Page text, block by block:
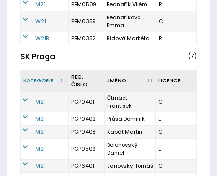
M21
PBM0509 Bednařík Vilém R
W21 PBM0359
Bednaříková
Emma
C
W21B PBM0352 Bídová Markéta R
SK Praga (7)
KATEGORIE
REG.
ČÍSLO
JMÉNO LICENCE
M21 PGP0401
Čtrnáct
František
C
M21 PGP0402 Průša Dominik
E
M21
PGP0408 Kabát Martin C
M21 PGP0509
Bolehovský
Daniel
E
M21 PGP6401 Janovský Tomáš
C